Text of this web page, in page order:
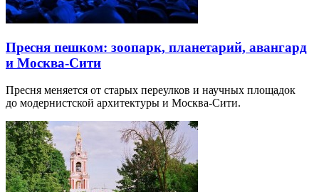
Пресня пешком: зоопарк, планетарий, авангард
и Москва-Сити
Пресня меняется от старых переулков и научных площадок
до модернистской архитектуры и Москва-Сити.